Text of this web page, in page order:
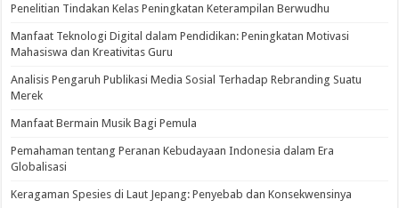
Penelitian Tindakan Kelas Peningkatan Keterampilan Berwudhu
Manfaat Teknologi Digital dalam Pendidikan: Peningkatan Motivasi
Mahasiswa dan Kreativitas Guru
Analisis Pengaruh Publikasi Media Sosial Terhadap Rebranding Suatu
Merek
Manfaat Bermain Musik Bagi Pemula
Pemahaman tentang Peranan Kebudayaan Indonesia dalam Era
Globalisasi
Keragaman Spesies di Laut Jepang: Penyebab dan Konsekwensinya